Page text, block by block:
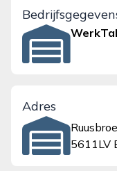
Adres
5611LV